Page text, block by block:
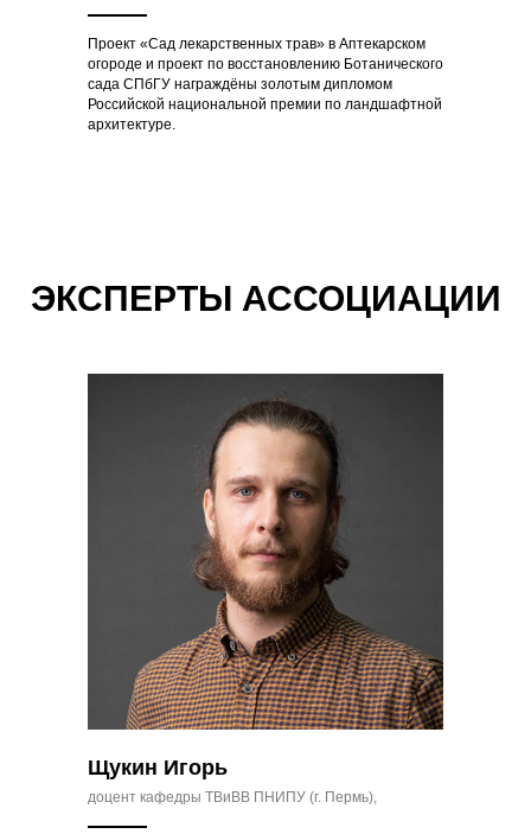
Проект «Сад лекарственных трав» в Аптекарском
огороде и проект по восстановлению Ботанического
сада СПбГУ награждёны золотым дипломом
Российской национальной премии по ландшафтной
архитектуре.
ЭКСПЕРТЫ АССОЦИАЦИИ
Щукин Игорь
доцент кафедры ТВиВВ ПНИПУ (г. Пермь),